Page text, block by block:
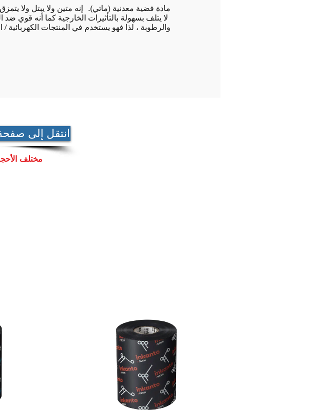
مادة فضية معدنية (ماتي).
إنه متين ولا يبتل ولا
لا يتلف بسهولة بالتأثيرات الخارجية كما أنه قوي ضد
والرطوبة ، لذا فهو يستخدم في المنتجات الكهربائية /
انتقل إلى
​مختلف